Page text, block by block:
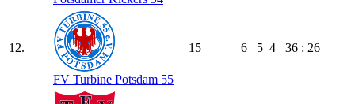
12.
FV Turbine Potsdam 55
15 6 5 4 36 : 26